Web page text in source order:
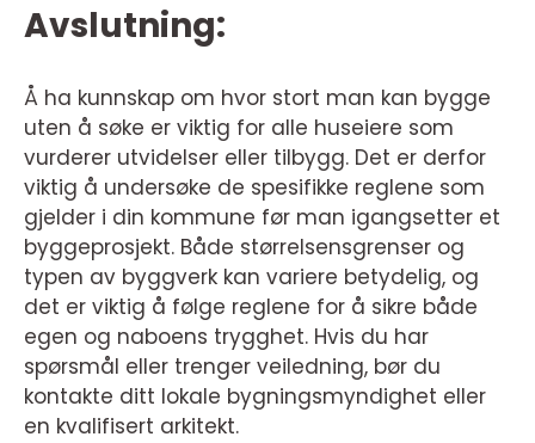
Avslutning:
Å ha kunnskap om hvor stort man kan bygge
uten å søke er viktig for alle huseiere som
vurderer utvidelser eller tilbygg. Det er derfor
viktig å undersøke de spesifikke reglene som
gjelder i din kommune før man igangsetter et
byggeprosjekt. Både størrelsensgrenser og
typen av byggverk kan variere betydelig, og
det er viktig å følge reglene for å sikre både
egen og naboens trygghet. Hvis du har
spørsmål eller trenger veiledning, bør du
kontakte ditt lokale bygningsmyndighet eller
en kvalifisert arkitekt.